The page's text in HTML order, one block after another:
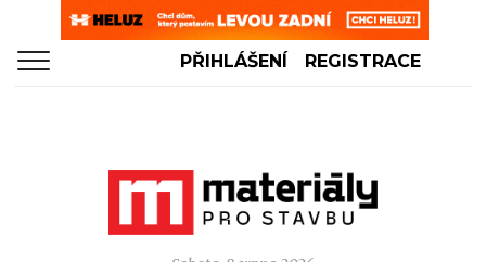
PŘIHLÁŠENÍ REGISTRACE